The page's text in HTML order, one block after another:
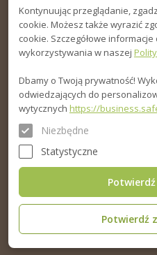
MENU
INFORMACJA
PORADNIK
© 2015-2026. Eko Architektura
Kontynuując przeglądanie,
cookie. Możesz także wyrazić
cookie. Szczegółowe
wykorzystywania w naszej
Dbamy o Twoją prywatność!
odwiedzających do
wytycznych https://
Niezbędne
Statystyczne
Potwierdź